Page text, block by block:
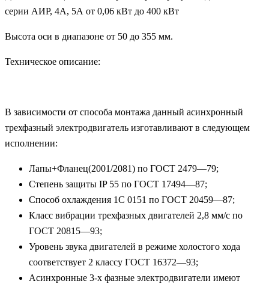
серии АИР, 4А, 5А от 0,06 кВт до 400 кВт
Высота оси в диапазоне от 50 до 355 мм.
Техническое описание:
В зависимости от способа монтажа данный асинхронный
трехфазный электродвигатель изготавливают в следующем
исполнении:
Лапы+Фланец(2001/2081) по ГОСТ 2479—79;
Степень защиты IP 55 по ГОСТ 17494—87;
Способ охлаждения 1С 0151 по ГОСТ 20459—87;
Класс вибрации трехфазных двигателей 2,8 мм/с по
ГОСТ 20815—93;
Уровень звука двигателей в режиме холостого хода
соответствует 2 классу ГОСТ 16372—93;
Асинхронные 3-х фазные электродвигатели имеют